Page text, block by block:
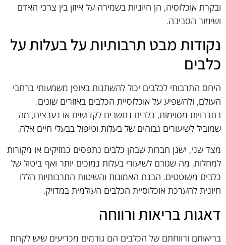
ובקרת אוכלוסיה, הן חיוניות בשמירה על איזון בין צרכי האדם
ושימור הסביבה.
נקודות מבט תרבותיות על בעלות על
כלבים
היחס התרבותי לכלבים יכול להשתנות באופן משמעותי ברחבי
העולם, ולהשפיע על אוכלוסיית הכלבים באזורים שונים.
בתרבויות מסוימות, כלבים נחשבים לקדושים או נערצים, מה
שמוביל לשיעורים גבוהים של בעלות וטיפול בבעלי חיים אלה.
מצד שני, ישנן חברות שבהן כלבים נתפסים כמזיקים או מקורות
למחלות, מה שגורם לשיעורי בעלות נמוכים יותר ואף ביטול של
כלבים משוטטים. הבנת האמונות והשיטות התרבותיות הללו
חיונית להערכת אוכלוסיית הכלבים העולמית במדויק.
דאגות בריאות ורווחה
בריאותם ורווחתם של הכלבים הם גורמים מכריעים שיש לקחת